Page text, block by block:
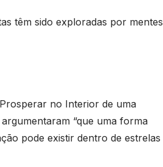
têm sido exploradas por mentes
no Interior de uma
“que uma forma
pode existir dentro de estrelas